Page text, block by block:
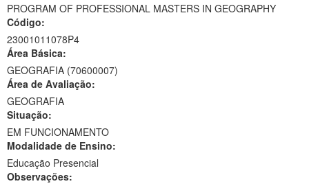
Ministério da Cidadania
Ministério da Saúde
Ministério da Ciência, Tecnologia, Inovações e Comunicações
Ministério do Meio Ambiente
Ministério do Turismo
Ministério do Desenvolvimento Regional
PROGRAM OF PROFESSIONAL MASTERS IN GEOGRAPHY
Código:
23001011078P4
Área Básica:
GEOGRAFIA (70600007)
Área de Avaliação:
GEOGRAFIA
Situação:
EM FUNCIONAMENTO
Modalidade de Ensino:
Educação Presencial
Observações: